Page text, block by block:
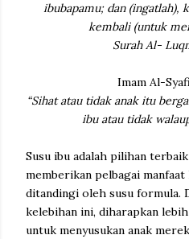
ibubapamu; dan (ingatlah),
kembali (untuk
Surah Al-
Imam Al-
“Sihat atau tidak anak itu
ibu atau tidak
Susu ibu adalah pilihan
memberikan pelbagai
ditandingi oleh susu formula.
kelebihan ini, diharapkan
untuk menyusukan anak